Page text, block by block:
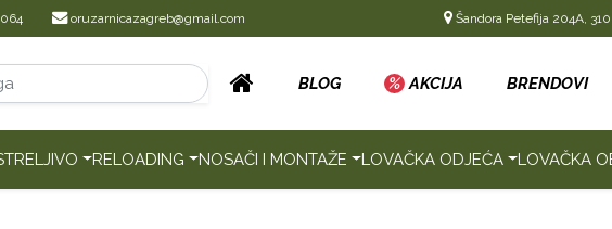
oruzarnicazagreb@gmail.com Šandora Petefija 204A,
BLOG % AKCIJA BRENDOVI
RELOADING NOSAČI I MONTAŽE LOVAČKA ODJEĆA LOVAČKA